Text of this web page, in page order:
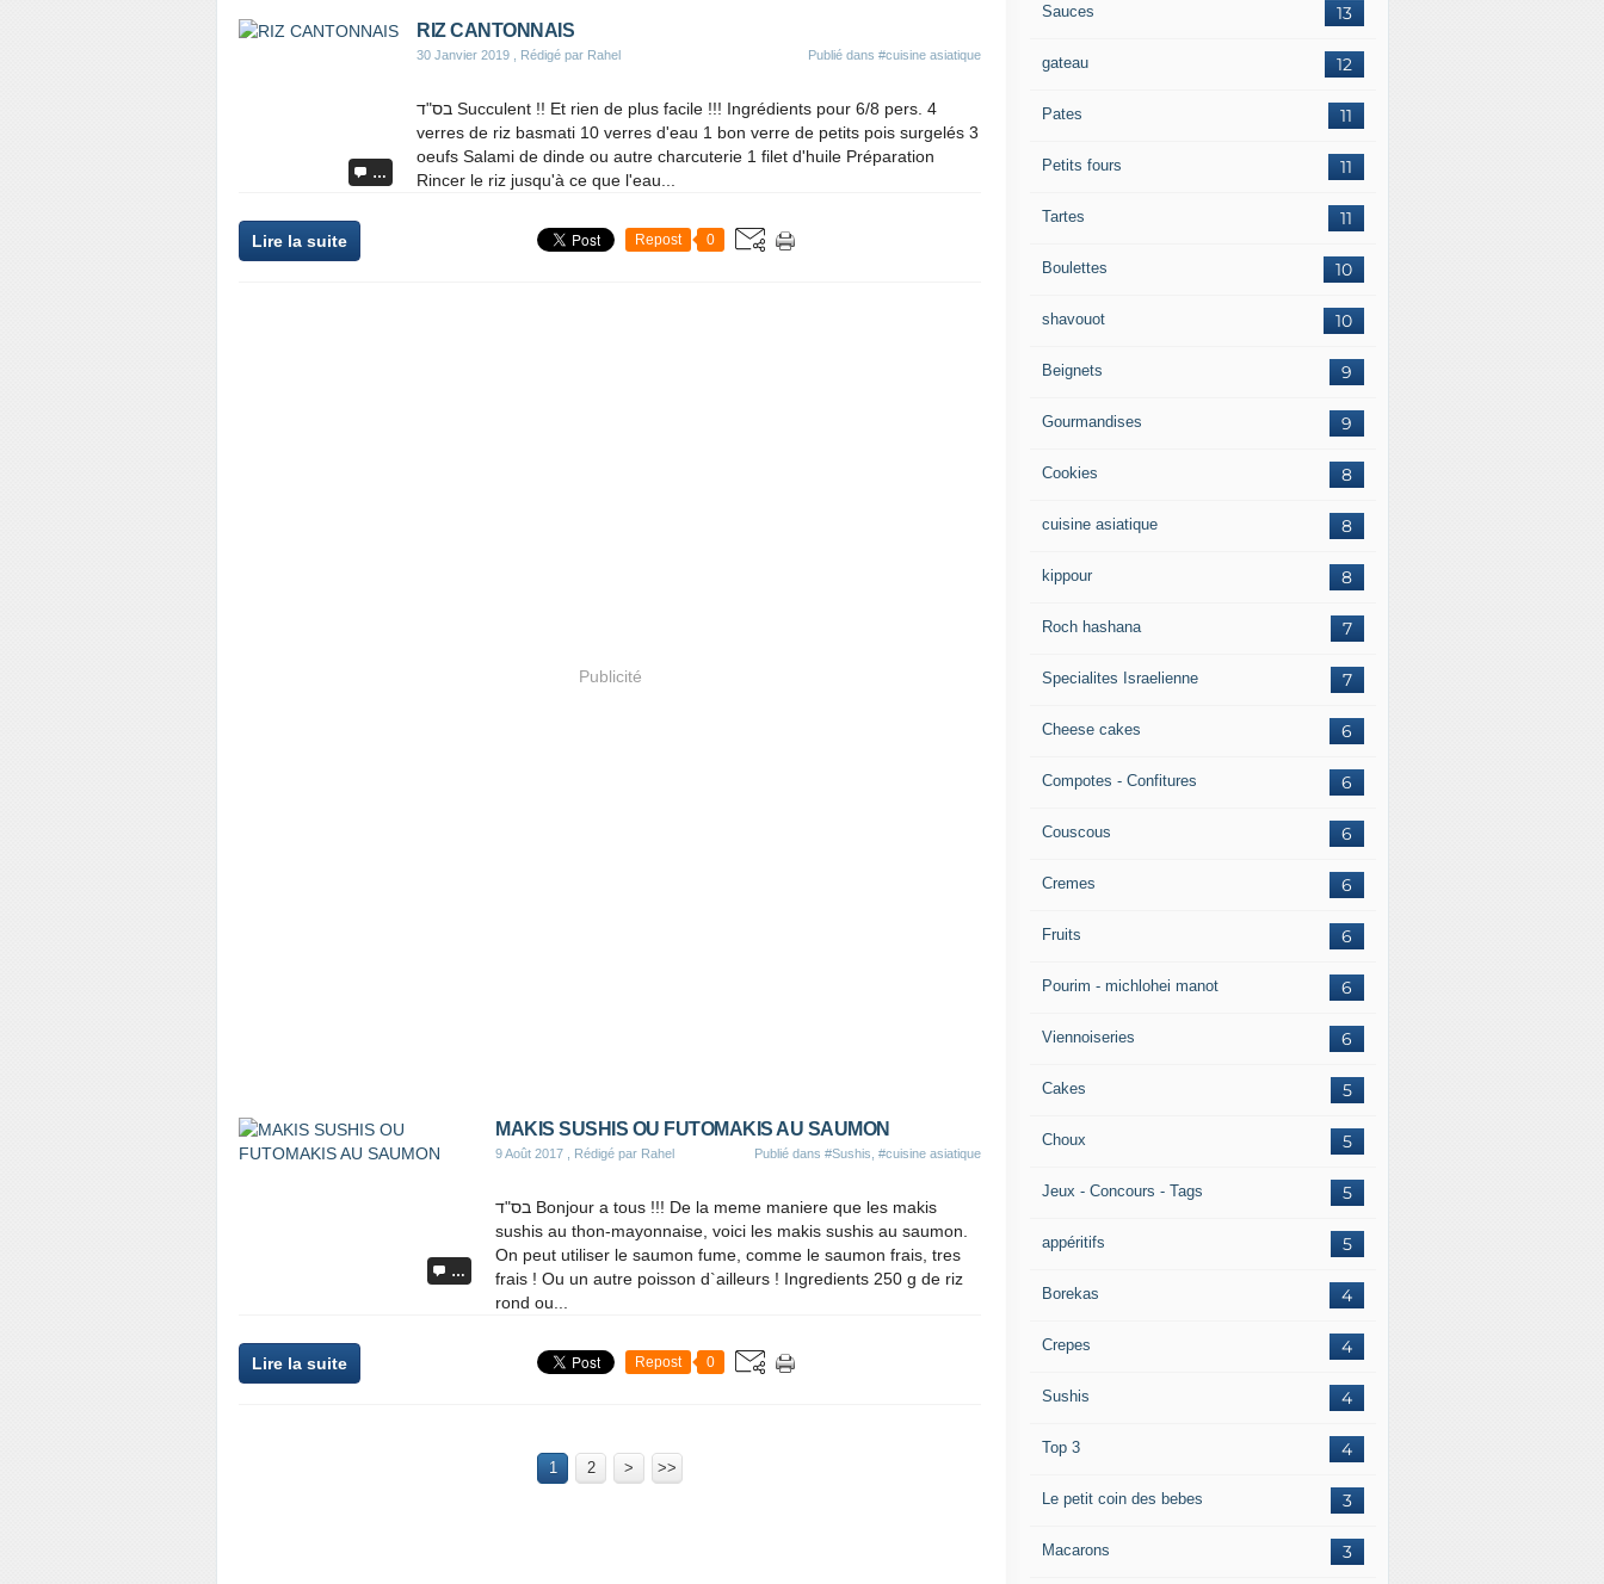
…
RIZ CANTONNAIS
30 Janvier 2019 , Rédigé par Rahel Publié dans #cuisine asiatique
בס"ד Succulent !! Et rien de plus facile !!! Ingrédients pour 6/8 pers. 4
verres de riz basmati 10 verres d'eau 1 bon verre de petits pois surgelés 3
oeufs Salami de dinde ou autre charcuterie 1 filet d'huile Préparation
Rincer le riz jusqu'à ce que l'eau...
Lire la suite Repost 0
Publicité
…
MAKIS SUSHIS OU FUTOMAKIS AU SAUMON
9 Août 2017 , Rédigé par Rahel Publié dans #Sushis #cuisine asiatique
בס"ד Bonjour a tous !!! De la meme maniere que les makis
sushis au thon-mayonnaise, voici les makis sushis au saumon.
On peut utiliser le saumon fume, comme le saumon frais, tres
frais ! Ou un autre poisson d`ailleurs ! Ingredients 250 g de riz
rond ou...
Lire la suite Repost 0
1 2 > >>
13
Sauces
12
gateau
11
Pates
11
Petits fours
11
Tartes
10
Boulettes
10
shavouot
9
Beignets
9
Gourmandises
8
Cookies
8
cuisine asiatique
8
kippour
7
Roch hashana
7
Specialites Israelienne
6
Cheese cakes
6
Compotes - Confitures
6
Couscous
6
Cremes
6
Fruits
6
Pourim - michlohei manot
6
Viennoiseries
5
Cakes
5
Choux
5
Jeux - Concours - Tags
5
appéritifs
4
Borekas
4
Crepes
4
Sushis
4
Top 3
3
Le petit coin des bebes
3
Macarons